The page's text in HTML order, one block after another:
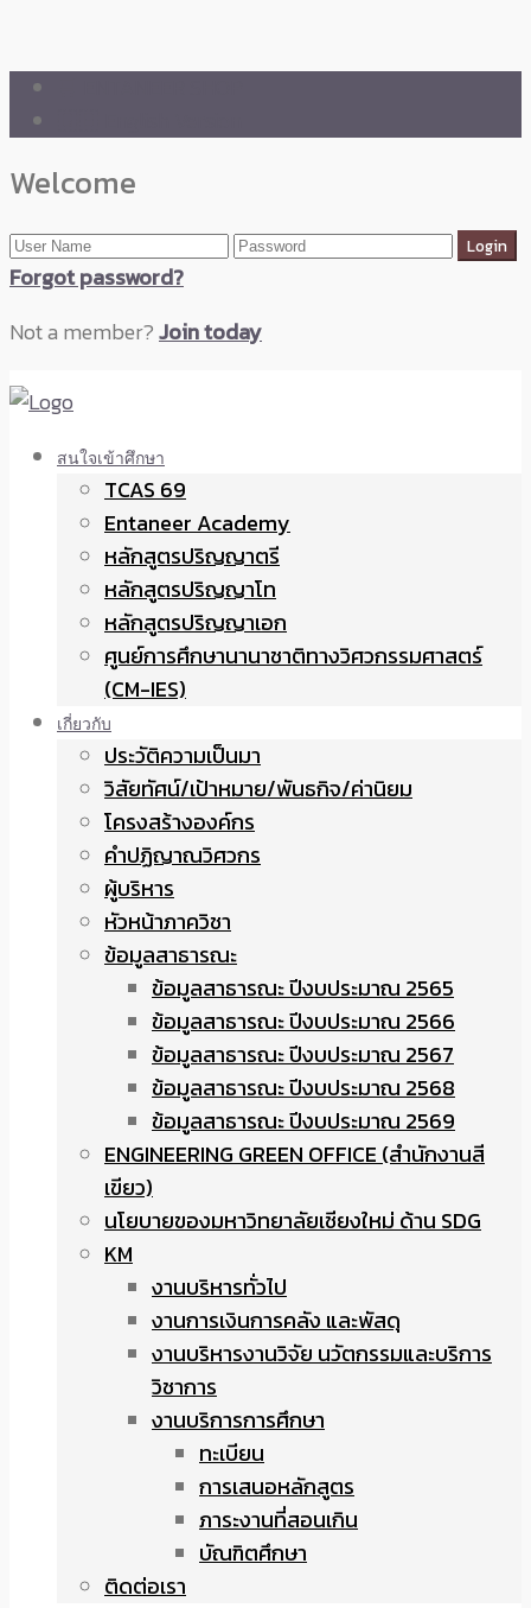
Welcome
Forgot password?
Not a member?Join today
สนใจเข้าศึกษา
TCAS 69
Entaneer Academy
หลักสูตรปริญญาตรี
หลักสูตรปริญญาโท
หลักสูตรปริญญาเอก
ศูนย์การศึกษานานาชาติทางวิศวกรรมศาสตร์
(CM-IES)
เกี่ยวกับ
ประวัติความเป็นมา
วิสัยทัศน์/เป้าหมาย/พันธกิจ/ค่านิยม
โครงสร้างองค์กร
คำปฏิญาณวิศวกร
ผู้บริหาร
หัวหน้าภาควิชา
ข้อมูลสาธารณะ
ข้อมูลสาธารณะ ปีงบประมาณ 2565
ข้อมูลสาธารณะ ปีงบประมาณ 2566
ข้อมูลสาธารณะ ปีงบประมาณ 2567
ข้อมูลสาธารณะ ปีงบประมาณ 2568
ข้อมูลสาธารณะ ปีงบประมาณ 2569
ENGINEERING GREEN OFFICE (สำนักงานสี
เขียว)
นโยบายของมหาวิทยาลัยเชียงใหม่ ด้าน SDG
KM
งานบริหารทั่วไป
งานการเงินการคลัง และพัสดุ
งานบริหารงานวิจัย นวัตกรรมและบริการ
วิชาการ
งานบริการการศึกษา
ทะเบียน
การเสนอหลักสูตร
ภาระงานที่สอนเกิน
บัณฑิตศึกษา
ติดต่อเรา